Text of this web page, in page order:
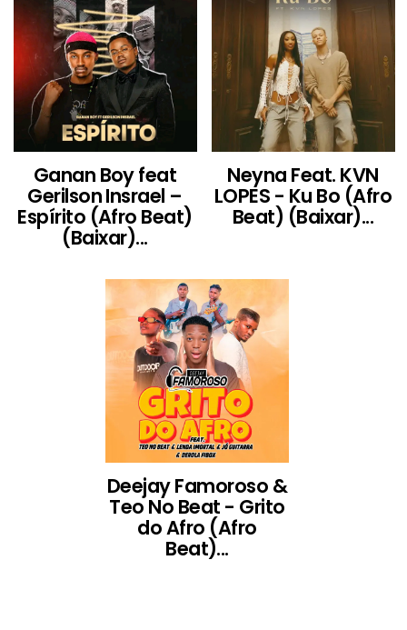
Ganan Boy feat
Gerilson Insrael –
Espírito (Afro Beat)
(Baixar)...
Neyna Feat. KVN
LOPES - Ku Bo (Afro
Beat) (Baixar)...
Deejay Famoroso &
Teo No Beat - Grito
do Afro (Afro
Beat)...